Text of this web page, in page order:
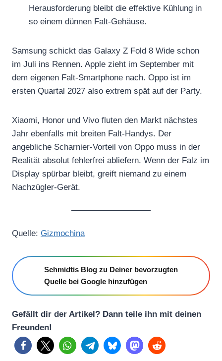
Herausforderung bleibt die effektive Kühlung in
so einem dünnen Falt-Gehäuse.
Samsung schickt das Galaxy Z Fold 8 Wide schon
im Juli ins Rennen. Apple zieht im September mit
dem eigenen Falt-Smartphone nach. Oppo ist im
ersten Quartal 2027 also extrem spät auf der Party.
Xiaomi, Honor und Vivo fluten den Markt nächstes
Jahr ebenfalls mit breiten Falt-Handys. Der
angebliche Scharnier-Vorteil von Oppo muss in der
Realität absolut fehlerfrei abliefern. Wenn der Falz im
Display spürbar bleibt, greift niemand zu einem
Nachzügler-Gerät.
Quelle: Gizmochina
Schmidtis Blog zu Deiner bevorzugten
Quelle bei Google hinzufügen
Gefällt dir der Artikel? Dann teile ihn mit deinen
Freunden!